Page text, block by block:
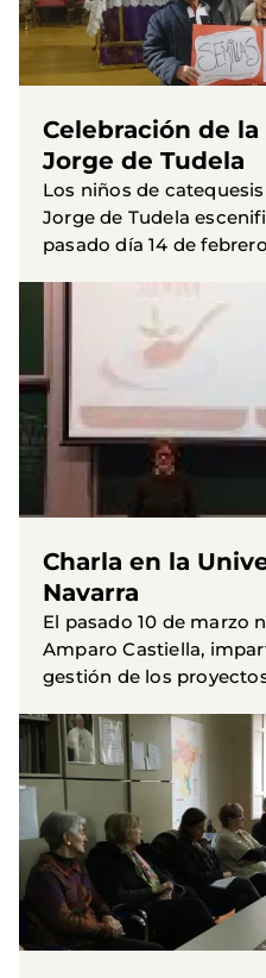
Celebración de
Jorge de Tudela
Los niños de
Jorge de Tudela
pasado día 14 de
Charla en la
Navarra
El pasado 10 de marzo
Amparo Castiella,
gestión de los
Cooperación al...